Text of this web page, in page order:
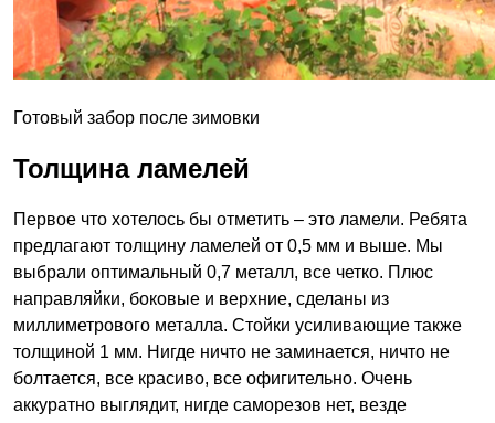
Готовый забор после зимовки
Толщина ламелей
Первое что хотелось бы отметить – это ламели. Ребята
предлагают толщину ламелей от 0,5 мм и выше. Мы
выбрали оптимальный 0,7 металл, все четко. Плюс
направляйки, боковые и верхние, сделаны из
миллиметрового металла. Стойки усиливающие также
толщиной 1 мм. Нигде ничто не заминается, ничто не
болтается, все красиво, все офигительно. Очень
аккуратно выглядит, нигде саморезов нет, везде